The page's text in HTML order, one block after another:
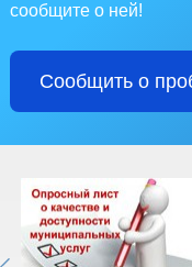
сообщите о ней!
Сообщить о